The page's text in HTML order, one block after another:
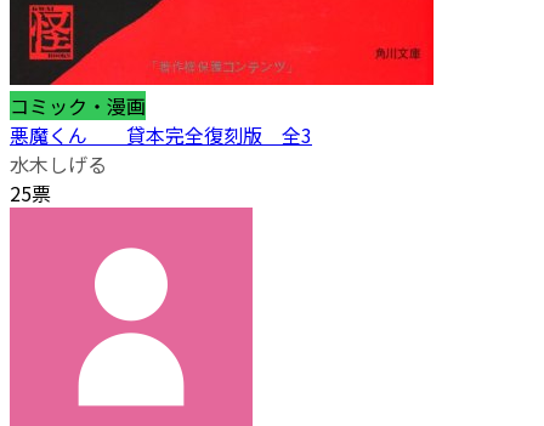
コミック・漫画
悪魔くん 貸本完全復刻版 全3
水木しげる
25票